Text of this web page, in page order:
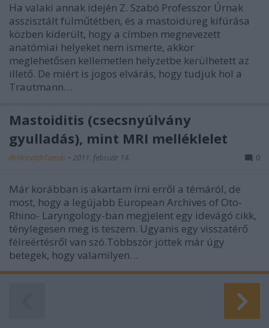
Ha valaki annak idején Z. Szabó Professzor Úrnak
asszisztált fülműtétben, és a mastoidüreg kifúrása
közben kiderült, hogy a címben megnevezett
anatómiai helyeket nem ismerte, akkor
meglehetősen kellemetlen helyzetbe kerülhetett az
illető. De miért is jogos elvárás, hogy tudjuk hol a
Trautmann…
Mastoiditis (csecsnyúlvány
gyulladás), mint MRI melléklelet
drHorváthTamás • 2011. február 14. 0
Már korábban is akartam írni erről a témáról, de
most, hogy a legújabb European Archives of Oto-
Rhino- Laryngology-ban megjelent egy idevágó cikk,
ténylegesen meg is teszem. Ugyanis egy visszatérő
félreértésről van szó.Többször jöttek már úgy
betegek, hogy valamilyen…